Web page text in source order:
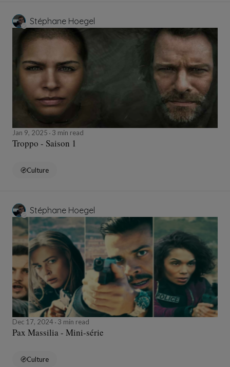
Stéphane Hoegel
Jan 9, 2025 3 min read
Troppo - Saison 1
Culture
Stéphane Hoegel
Dec 17, 2024 3 min read
Pax Massilia - Mini-série
Culture